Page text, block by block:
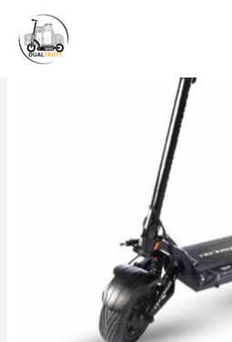
contenu
quantité
de
TEVERUN